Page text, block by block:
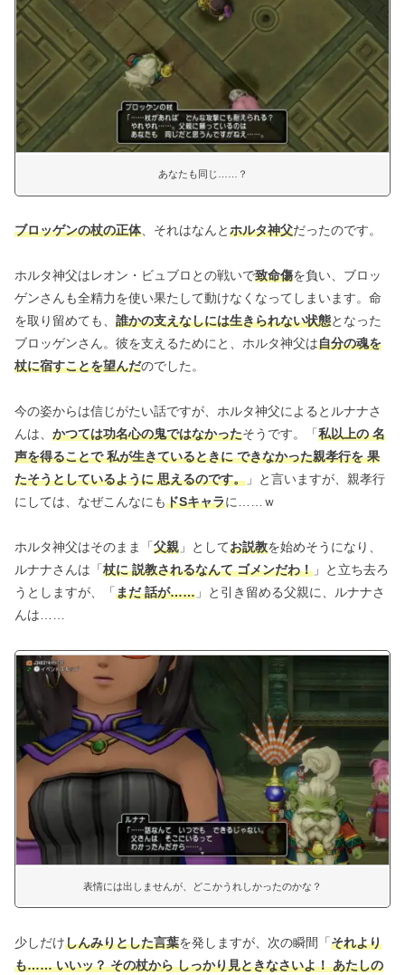
あなたも同じ……？
ブロッゲンの杖の正体、それはなんとホルタ神父だったのです。
ホルタ神父はレオン・ビュブロとの戦いで致命傷を負い、ブロッ
ゲンさんも全精力を使い果たして動けなくなってしまいます。命
を取り留めても、 誰かの支えなしには生きられない状態となった
ブロッゲンさん。彼を支えるためにと、ホルタ神父は自分の魂を
杖に宿すことを望んだのでした。
今の姿からは信じがたい話ですが、ホルタ神父によるとルナナさ
んは、 かつては功名心の鬼ではなかったそうです。「私以上の 名
声を得ることで 私が生きているときに できなかった親孝行を 果
たそうとしているように 思えるのです。 」と言いますが、親孝行
にしては、なぜこんなにもドSキャラに……ｗ
ホルタ神父はそのまま「父親 」としてお説教を始めそうになり、
ルナナさんは「杖に 説教されるなんて ゴメンだわ！ 」と立ち去ろ
うとしますが、「まだ 話が…… 」と引き留める父親に、ルナナさ
んは……
表情には出しませんが、どこかうれしかったのかな？
少しだけしんみりとした言葉を発しますが、次の瞬間「それより
も…… いいッ？ その杖から しっかり見ときなさいよ！ あたしの